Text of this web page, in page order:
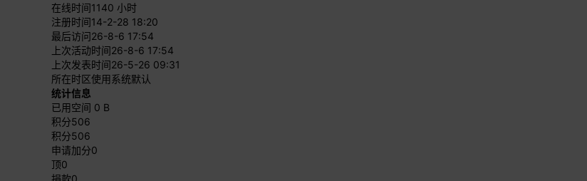
在线时间1140 小时
注册时间14-2-28 18:20
最后访问26-8-6 17:54
上次活动时间26-8-6 17:54
上次发表时间26-5-26 09:31
所在时区使用系统默认
统计信息
已用空间 0 B
积分506
积分506
申请加分0
顶0
捐款0